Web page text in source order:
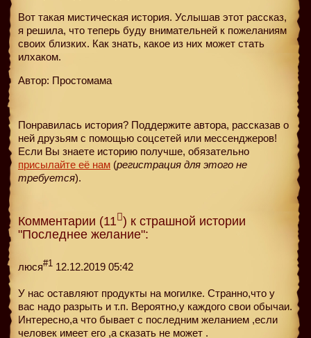
Вот такая мистическая история. Услышав этот рассказ,
я решила, что теперь буду внимательней к пожеланиям
своих близких. Как знать, какое из них может стать
илхаком.
Автор: Простомама
Понравилась история? Поддержите автора, рассказав о
ней друзьям с помощью соцсетей или мессенджеров!
Если Вы знаете историю получше, обязательно
присылайте её нам (регистрация для этого не
требуется).
Комментарии (11 ) к страшной истории
"Последнее желание":
люся#1 12.12.2019 05:42
У нас оставляют продукты на могилке. Странно,что у
вас надо разрыть и т.п. Вероятно,у каждого свои обычаи.
Интересно,а что бывает с последним желанием ,если
человек имеет его ,а сказать не может .